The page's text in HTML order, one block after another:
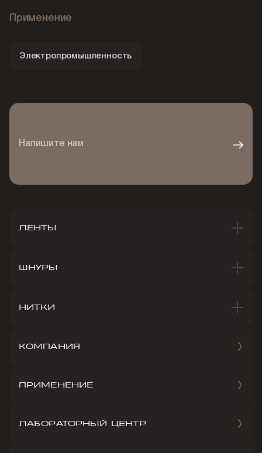
Применение
Электропромышленность
Напишите нам
КОМПАНИЯ
ПРИМЕНЕНИЕ
ЛАБОРАТОРНЫЙ ЦЕНТР
ЛЕНТЫ
ШНУРЫ
НИТКИ